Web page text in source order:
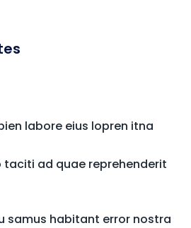
labore eius lopren itna
ad quae reprehenderit
samus habitant error nostra